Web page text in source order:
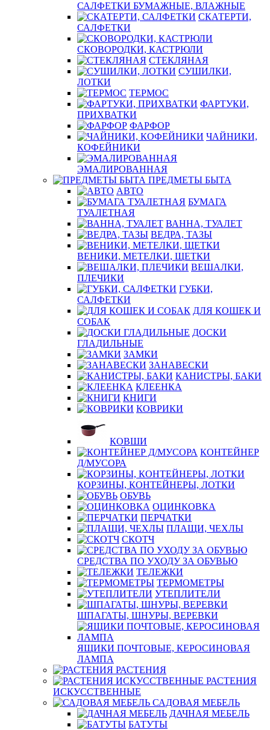
САЛФЕТКИ БУМАЖНЫЕ, ВЛАЖНЫЕ
СКАТЕРТИ,
САЛФЕТКИ
СКОВОРОДКИ, КАСТРЮЛИ
СТЕКЛЯНАЯ
СУШИЛКИ,
ЛОТКИ
ТЕРМОС
ФАРТУКИ,
ПРИХВАТКИ
ФАРФОР
ЧАЙНИКИ,
КОФЕЙНИКИ
ЭМАЛИРОВАННАЯ
ПРЕДМЕТЫ БЫТА
АВТО
БУМАГА
ТУАЛЕТНАЯ
ВАННА, ТУАЛЕТ
ВЕДРА, ТАЗЫ
ВЕНИКИ, МЕТЕЛКИ, ЩЕТКИ
ВЕШАЛКИ,
ПЛЕЧИКИ
ГУБКИ,
САЛФЕТКИ
ДЛЯ КОШЕК И
СОБАК
ДОСКИ
ГЛАДИЛЬНЫЕ
ЗАМКИ
ЗАНАВЕСКИ
КАНИСТРЫ, БАКИ
КЛЕЕНКА
КНИГИ
КОВРИКИ
КОВШИ
КОНТЕЙНЕР
Д/МУСОРА
КОРЗИНЫ, КОНТЕЙНЕРЫ, ЛОТКИ
ОБУВЬ
ОЦИНКОВКА
ПЕРЧАТКИ
ПЛАЩИ, ЧЕХЛЫ
СКОТЧ
СРЕДСТВА ПО УХОДУ ЗА ОБУВЬЮ
ТЕЛЕЖКИ
ТЕРМОМЕТРЫ
УТЕПЛИТЕЛИ
ШПАГАТЫ, ШНУРЫ, ВЕРЕВКИ
ЯЩИКИ ПОЧТОВЫЕ, КЕРОСИНОВАЯ
ЛАМПА
РАСТЕНИЯ
РАСТЕНИЯ
ИСКУССТВЕННЫЕ
САДОВАЯ МЕБЕЛЬ
ДАЧНАЯ МЕБЕЛЬ
БАТУТЫ